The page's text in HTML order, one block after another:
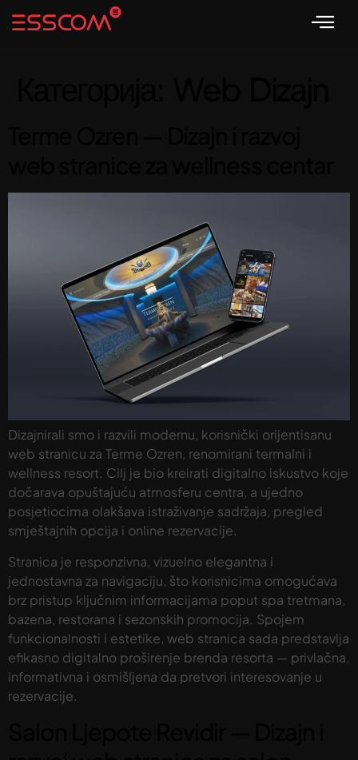
Dizajnirali smo i razvili modernu, korisnički orijentisanu
web stranicu za Terme Ozren, renomirani termalni i
wellness resort. Cilj je bio kreirati digitalno iskustvo koje
dočarava opuštajuću atmosferu centra, a ujedno
posjetiocima olakšava istraživanje sadržaja, pregled
smještajnih opcija i online rezervacije.
Stranica je responzivna, vizuelno elegantna i
jednostavna za navigaciju, što korisnicima omogućava
brz pristup ključnim informacijama poput spa tretmana,
bazena, restorana i sezonskih promocija. Spojem
funkcionalnosti i estetike, web stranica sada predstavlja
efikasno digitalno proširenje brenda resorta — privlačna,
informativna i osmišljena da pretvori interesovanje u
rezervacije.